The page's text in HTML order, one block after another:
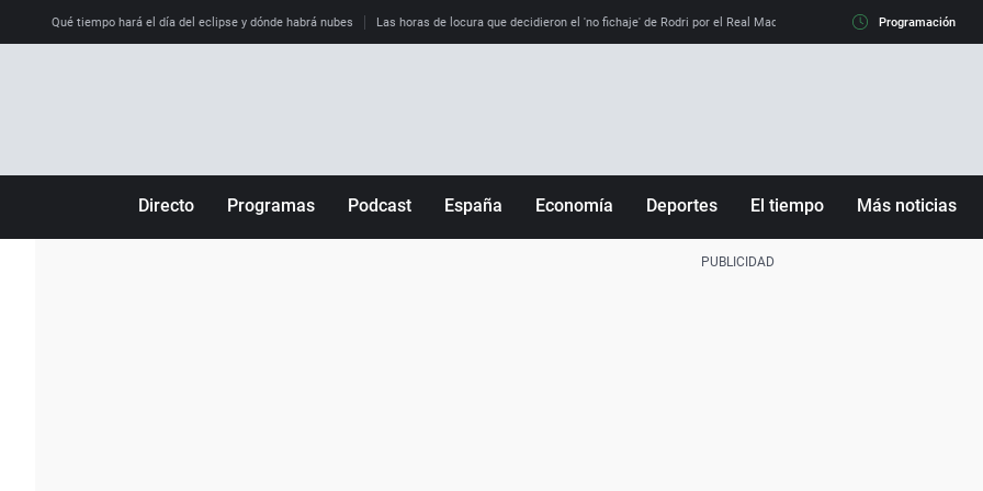
Qué tiempo hará el día del eclipse y dónde habrá nubes Las horas de locura que decidieron el 'no fichaje' de Rodri por el Real Madrid y su 'sí' al Barça La llamada
Programación
Directo Programas Podcast España Economía Deportes El tiempo Más noticias